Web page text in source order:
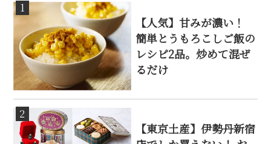
1
【人気】甘みが濃い！
簡単とうもろこしご飯の
レシピ2品。炒めて混ぜ
るだけ
2
【東京土産】伊勢丹新宿